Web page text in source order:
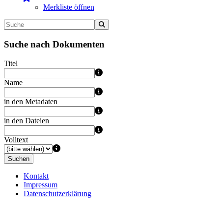
Merkliste öffnen
Suche nach Dokumenten
Titel
Name
in den Metadaten
in den Dateien
Volltext
Suchen
Kontakt
Impressum
Datenschutzerklärung